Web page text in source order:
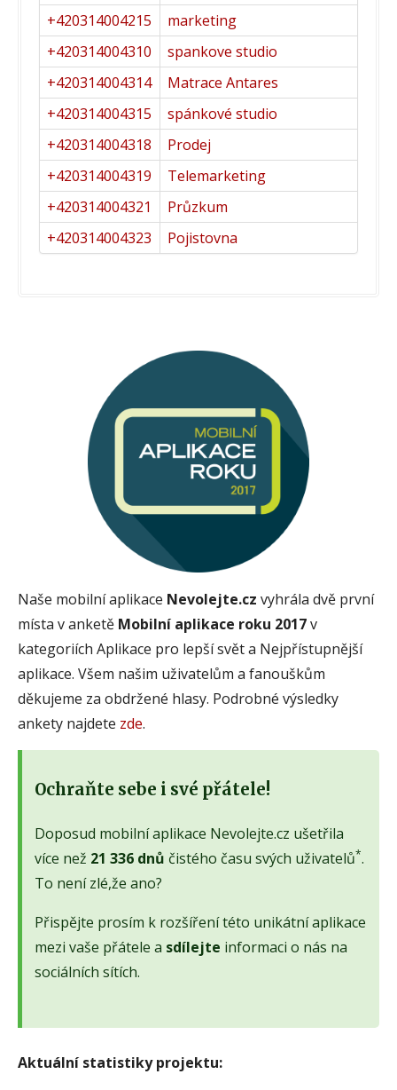
+420314004215
marketing
+420314004310
spankove studio
+420314004314
Matrace Antares
+420314004315
spánkové studio
+420314004318
Prodej
+420314004319
Telemarketing
+420314004321
Průzkum
+420314004323
Pojistovna
Naše mobilní aplikace Nevolejte.cz vyhrála dvě první
místa v anketě Mobilní aplikace roku 2017v
kategoriích Aplikace pro lepší svět a Nejpřístupnější
aplikace. Všem našim uživatelům a fanouškům
děkujeme za obdržené hlasy. Podrobné výsledky
ankety najdete zde.
Ochraňte sebe i své přátele!
Doposud mobilní aplikace Nevolejte.cz ušetřila
více než 21 336 dnů čistého času svých uživatelů*.
To není zlé,že ano?
Přispějte prosím k rozšíření této unikátní aplikace
mezi vaše přátele a sdílejte informaci o nás na
sociálních sítích.
Aktuální statistiky projektu: